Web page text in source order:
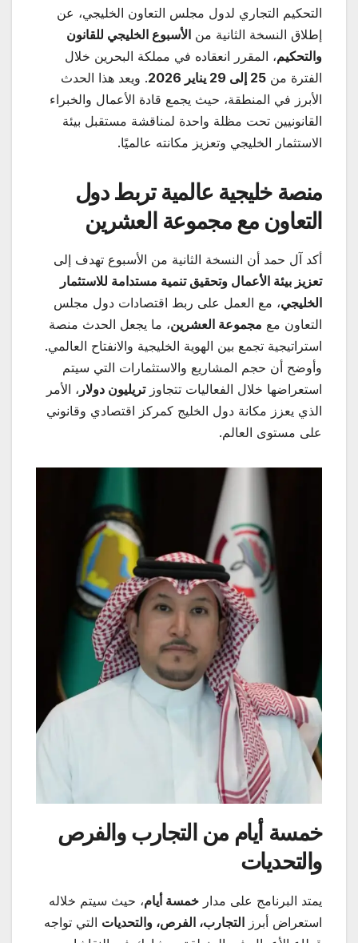
التحكيم التجاري لدول مجلس التعاون الخليجي، عن
إطلاق النسخة الثانية من الأسبوع الخليجي للقانون
والتحكيم، المقرر انعقاده في مملكة البحرين خلال
الفترة من 25 إلى 29 يناير 2026
. ويعد هذا الحدث
الأبرز في المنطقة، حيث يجمع قادة الأعمال والخبراء
القانونيين تحت مظلة واحدة لمناقشة مستقبل بيئة
الاستثمار الخليجي وتعزيز مكانته عالميًا.
منصة خليجية عالمية تربط دول
التعاون مع مجموعة العشرين
أكد آل حمد أن النسخة الثانية من الأسبوع تهدف إلى
تعزيز بيئة الأعمال وتحقيق تنمية مستدامة للاستثمار
الخليجي، مع العمل على ربط اقتصادات دول مجلس
التعاون مع مجموعة العشرين، ما يجعل الحدث منصة
استراتيجية تجمع بين الهوية الخليجية والانفتاح العالمي.
وأوضح أن حجم المشاريع والاستثمارات التي سيتم
استعراضها خلال الفعاليات تتجاوزتريليون دولار ، الأمر
الذي يعزز مكانة دول الخليج كمركز اقتصادي وقانوني
على مستوى العالم.
خمسة أيام من التجارب والفرص
والتحديات
يمتد البرنامج على مدار خمسة أيام، حيث سيتم خلاله
استعراض أبرز التجارب، الفرص، والتحديات التي تواجه